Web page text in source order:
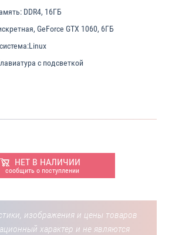
DDR4, 16ГБ
GeForce GTX 1060, 6ГБ
Linux
с подсветкой
НЕТ В НАЛИЧИИ
сообщить о поступлении
изображения и цены товаров
характер и не являются